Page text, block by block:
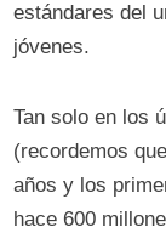
estándares del
jóvenes.
Tan solo en los
(recordemos
años y los
hace 600